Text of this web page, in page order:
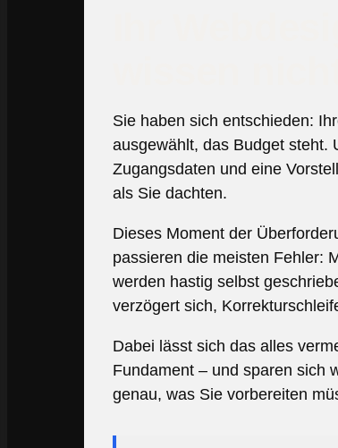
Sie haben sich entschieden:
ausgewählt, das Budget steht.
Zugangsdaten und eine
als Sie dachten.
Dieses Moment der
passieren die meisten Fehler:
werden hastig selbst
verzögert sich,
Dabei lässt sich das alles
Fundament – und sparen sich
genau, was Sie vorbereiten